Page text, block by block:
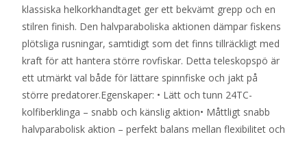
klassiska helkorkhandtaget ger ett bekvämt grepp och en
stilren finish. Den halvparaboliska aktionen dämpar fiskens
plötsliga rusningar, samtidigt som det finns tillräckligt med
kraft för att hantera större rovfiskar. Detta teleskopspö är
ett utmärkt val både för lättare spinnfiske och jakt på
större predatorer.Egenskaper: • Lätt och tunn 24TC-
kolfiberklinga – snabb och känslig aktion• Måttligt snabb
halvparabolisk aktion – perfekt balans mellan flexibilitet och